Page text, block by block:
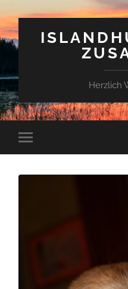
Herzlich
Mobile-
Menü